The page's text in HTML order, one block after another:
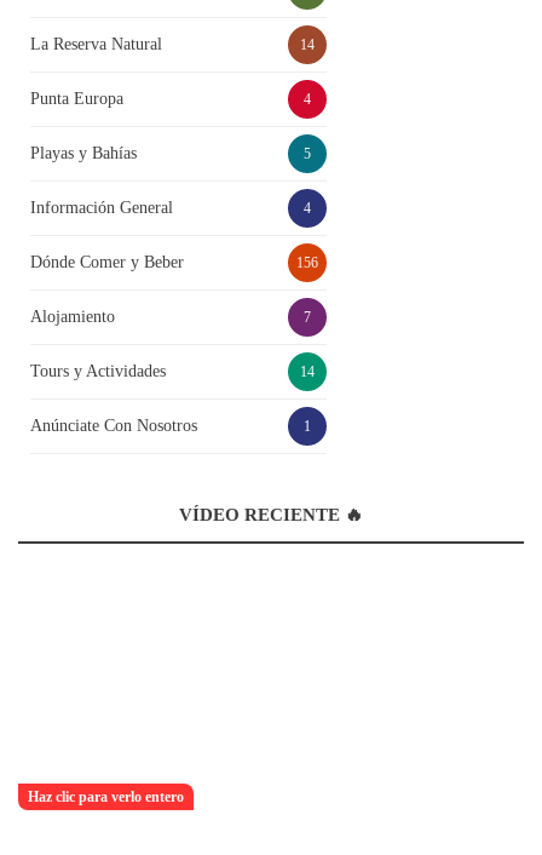
La Reserva Natural 14
Punta Europa 4
Playas y Bahías 5
Información General 4
Dónde Comer y Beber 156
Alojamiento 7
Tours y Actividades 14
Anúnciate Con Nosotros 1
VÍDEO RECIENTE 🔥
Haz clic para verlo entero